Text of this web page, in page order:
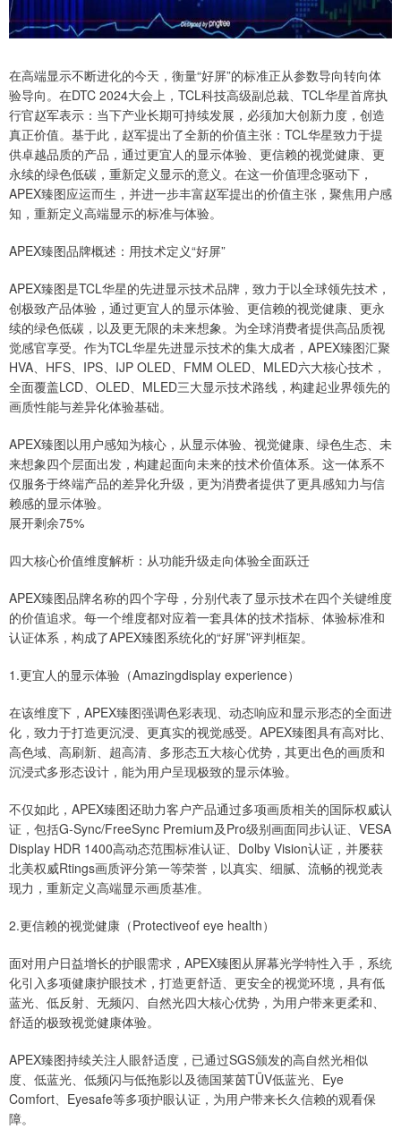
在高端显示不断进化的今天，衡量“好屏”的标准正从参数导向转向体
验导向。在DTC 2024大会上，TCL科技高级副总裁、TCL华星首席执
行官赵军表示：当下产业长期可持续发展，必须加大创新力度，创造
真正价值。基于此，赵军提出了全新的价值主张：TCL华星致力于提
供卓越品质的产品，通过更宜人的显示体验、更信赖的视觉健康、更
永续的绿色低碳，重新定义显示的意义。在这一价值理念驱动下，
APEX臻图应运而生，并进一步丰富赵军提出的价值主张，聚焦用户感
知，重新定义高端显示的标准与体验。
APEX臻图品牌概述：用技术定义“好屏”
APEX臻图是TCL华星的先进显示技术品牌，致力于以全球领先技术，
创极致产品体验，通过更宜人的显示体验、更信赖的视觉健康、更永
续的绿色低碳，以及更无限的未来想象。为全球消费者提供高品质视
觉感官享受。作为TCL华星先进显示技术的集大成者，APEX臻图汇聚
HVA、HFS、IPS、IJP OLED、FMM OLED、MLED六大核心技术，
全面覆盖LCD、OLED、MLED三大显示技术路线，构建起业界领先的
画质性能与差异化体验基础。
APEX臻图以用户感知为核心，从显示体验、视觉健康、绿色生态、未
来想象四个层面出发，构建起面向未来的技术价值体系。这一体系不
仅服务于终端产品的差异化升级，更为消费者提供了更具感知力与信
赖感的显示体验。
展开剩余75%
四大核心价值维度解析：从功能升级走向体验全面跃迁
APEX臻图品牌名称的四个字母，分别代表了显示技术在四个关键维度
的价值追求。每一个维度都对应着一套具体的技术指标、体验标准和
认证体系，构成了APEX臻图系统化的“好屏”评判框架。
1.更宜人的显示体验（Amazingdisplay experience）
在该维度下，APEX臻图强调色彩表现、动态响应和显示形态的全面进
化，致力于打造更沉浸、更真实的视觉感受。APEX臻图具有高对比、
高色域、高刷新、超高清、多形态五大核心优势，其更出色的画质和
沉浸式多形态设计，能为用户呈现极致的显示体验。
不仅如此，APEX臻图还助力客户产品通过多项画质相关的国际权威认
证，包括G-Sync/FreeSync Premium及Pro级别画面同步认证、VESA
Display HDR 1400高动态范围标准认证、Dolby Vision认证，并屡获
北美权威Rtings画质评分第一等荣誉，以真实、细腻、流畅的视觉表
现力，重新定义高端显示画质基准。
2.更信赖的视觉健康（Protectiveof eye health）
面对用户日益增长的护眼需求，APEX臻图从屏幕光学特性入手，系统
化引入多项健康护眼技术，打造更舒适、更安全的视觉环境，具有低
蓝光、低反射、无频闪、自然光四大核心优势，为用户带来更柔和、
舒适的极致视觉健康体验。
APEX臻图持续关注人眼舒适度，已通过SGS颁发的高自然光相似
度、低蓝光、低频闪与低拖影以及德国莱茵TÜV低蓝光、Eye
Comfort、Eyesafe等多项护眼认证，为用户带来长久信赖的观看保
障。